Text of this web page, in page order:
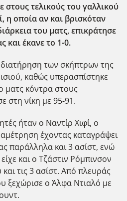
στους τελικούς του γαλλικού
οποία αν και βρισκόταν
του ματς, επικράτησε
και έκανε το 1-0.
των σκήπτρων της
καθώς υπερασπίστηκε
ματς κόντρα στους
στη νίκη με 95-91.
ήταν ο Ναντίρ Χιφί, ο
έχοντας καταγράψει
παράλληλα και 3 ασίστ, ενώ
και ο Τζάστιν Ρόμπινσον
τις 3 ασίστ. Από πλευράς
ξεχώρισε ο Άλφα Ντιαλό με